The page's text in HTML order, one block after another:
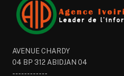
AVENUE CHARDY
04 BP 312 ABIDJAN 04
------------